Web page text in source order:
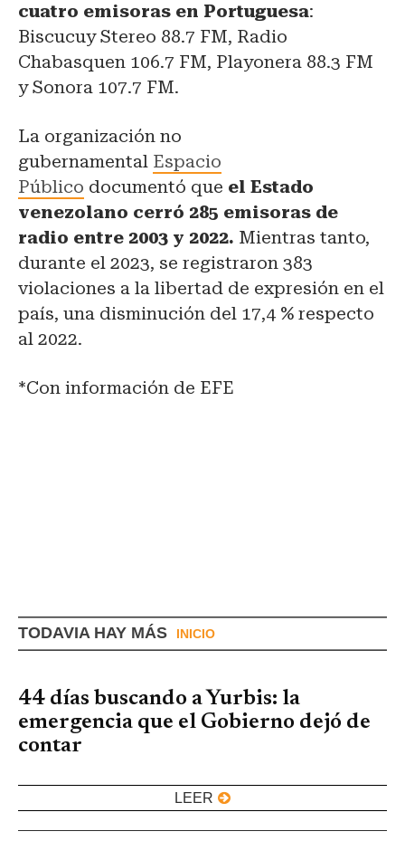
cuatro emisoras en Portuguesa:
Biscucuy Stereo 88.7 FM, Radio
Chabasquen 106.7 FM, Playonera 88.3 FM
y Sonora 107.7 FM.
La organización no
gubernamental Espacio
Público documentó que el Estado
venezolano cerró 285 emisoras de
radio entre 2003 y 2022. Mientras tanto,
durante el 2023, se registraron 383
violaciones a la libertad de expresión en el
país, una disminución del 17,4 % respecto
al 2022.
*Con información de EFE
TODAVIA HAY MÁS INICIO
44 días buscando a Yurbis: la
emergencia que el Gobierno dejó de
contar
LEER